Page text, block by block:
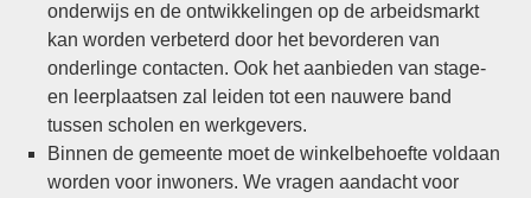
onderwijs en de ontwikkelingen op de arbeidsmarkt
kan worden verbeterd door het bevorderen van
onderlinge contacten. Ook het aanbieden van stage-
en leerplaatsen zal leiden tot een nauwere band
tussen scholen en werkgevers.
Binnen de gemeente moet de winkelbehoefte voldaan
worden voor inwoners. We vragen aandacht voor